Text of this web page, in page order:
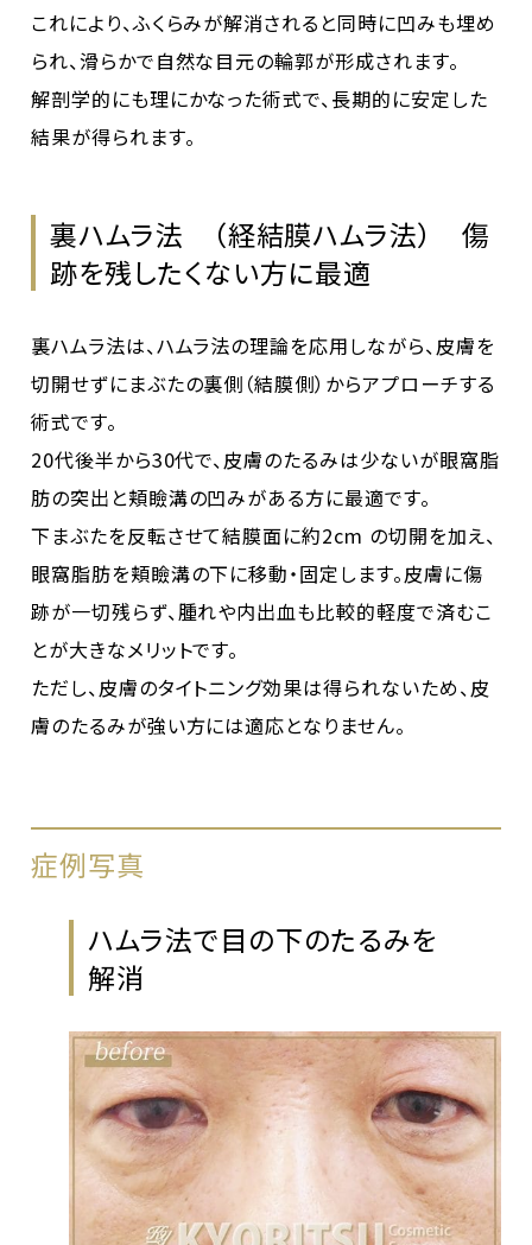
これにより、ふくらみが解消されると同時に凹みも埋め
られ、滑らかで自然な目元の輪郭が形成されます。
解剖学的にも理にかなった術式で、長期的に安定した
結果が得られます。
裏ハムラ法 （経結膜ハムラ法） 傷
跡を残したくない方に最適
裏ハムラ法は、ハムラ法の理論を応用しながら、皮膚を
切開せずにまぶたの裏側（結膜側）からアプローチする
術式です。
20代後半から30代で、皮膚のたるみは少ないが眼窩脂
肪の突出と頬瞼溝の凹みがある方に最適です。
下まぶたを反転させて結膜面に約2cm の切開を加え、
眼窩脂肪を頬瞼溝の下に移動・固定します。皮膚に傷
跡が一切残らず、腫れや内出血も比較的軽度で済むこ
とが大きなメリットです。
ただし、皮膚のタイトニング効果は得られないため、皮
膚のたるみが強い方には適応となりません。
症例写真
ハムラ法で目の下のたるみを
解消